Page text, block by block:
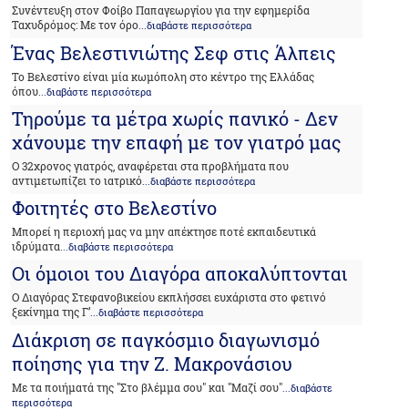
Συνέντευξη στον Φοίβο Παπαγεωργίου για την εφημερίδα
Ταχυδρόμος: Με τον όρο...διαβάστε περισσότερα
Ένας Βελεστινιώτης Σεφ στις Άλπεις
Το Βελεστίνο είναι μία κωμόπολη στο κέντρο της Ελλάδας
όπου ...διαβάστε περισσότερα
Τηρούμε τα μέτρα χωρίς πανικό - Δεν
χάνουμε την επαφή με τον γιατρό μας
Ο 32χρονος γιατρός, αναφέρεται στα προβλήματα που
αντιμετωπίζει το ιατρικό...διαβάστε περισσότερα
Φοιτητές στο Βελεστίνο
Μπορεί η περιοχή μας να μην απέκτησε ποτέ εκπαιδευτικά
ιδρύματα...διαβάστε περισσότερα
Οι όμοιοι του Διαγόρα αποκαλύπτονται
Ο Διαγόρας Στεφανοβικείου εκπλήσσει ευχάριστα στο φετινό
ξεκίνημα της Γ’...διαβάστε περισσότερα
Διάκριση σε παγκόσμιο διαγωνισμό
ποίησης για την Ζ. Μακρονάσιου
Με τα ποιήματά της "Στο βλέμμα σου" και "Μαζί σου" ...διαβάστε
περισσότερα